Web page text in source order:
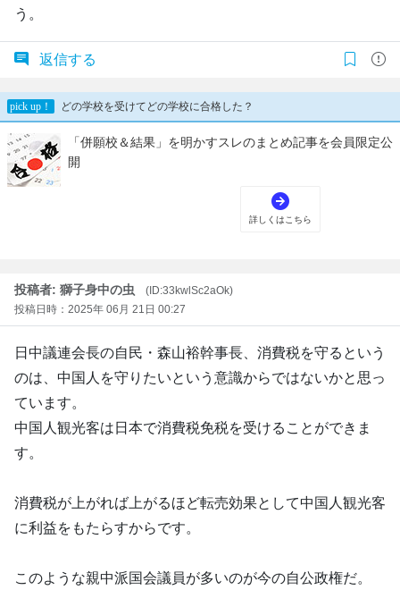
う。
返信する
投稿者: 獅子身中の虫
(ID:33kwlSc2aOk)
投稿日時：2025年 06月 21日 00:27
日中議連会長の自民・森山裕幹事長、消費税を守るという
のは、中国人を守りたいという意識からではないかと思っ
ています。
中国人観光客は日本で消費税免税を受けることができま
す。
消費税が上がれば上がるほど転売効果として中国人観光客
に利益をもたらすからです。
このような親中派国会議員が多いのが今の自公政権だ。